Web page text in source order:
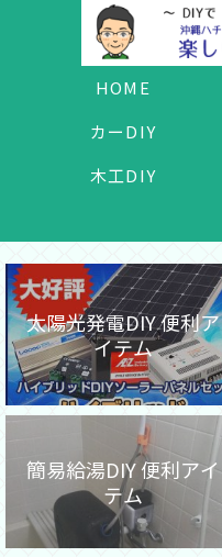
HOME
カーDIY
木工DIY
太陽光発電DIY 便利ア
イテム
簡易給湯DIY 便利アイ
テム